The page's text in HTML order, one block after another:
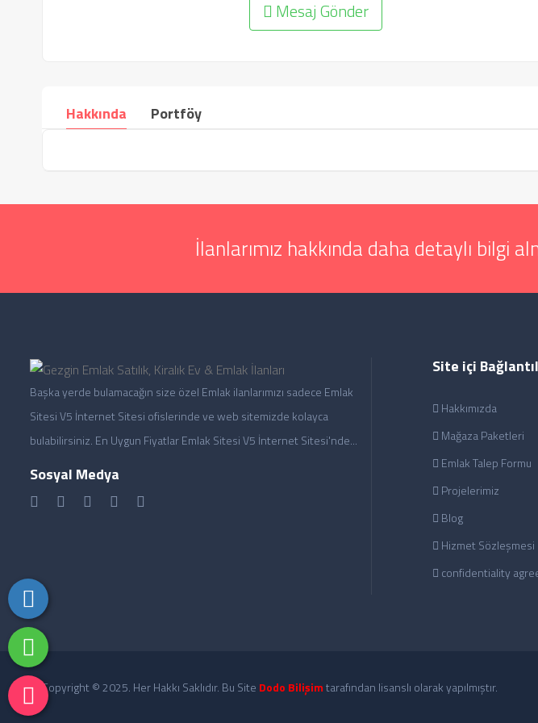
Mesaj Gönder
Hakkında Portföy
İlanlarımız hakkında daha detaylı bilgi
Başka yerde bulamacağın size özel Emlak ilanlarımızı sadece Emlak
Sitesi V5 İnternet Sitesi ofislerinde ve web sitemizde kolayca
bulabilirsiniz. En Uygun Fiyatlar Emlak Sitesi V5 İnternet Sitesi'nde...
Sosyal Medya
Site içi
Hakkımızda
Mağaza Paketleri
Emlak Talep Formu
Projelerimiz
Blog
Hizmet Sözleşmesi
confidentiality
Copyright © 2025. Her Hakkı Saklıdır. Bu Site Dodo Bilişimtarafından lisanslı olarak yapılmıştır.